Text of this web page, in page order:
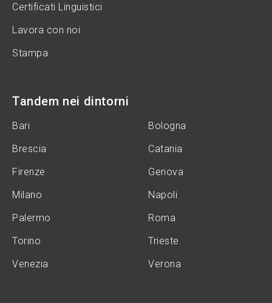
Certificati Linguistici
Lavora con noi
Stampa
Tandem nei dintorni
Bari
Bologna
Brescia
Catania
Firenze
Genova
Milano
Napoli
Palermo
Roma
Torino
Trieste
Venezia
Verona